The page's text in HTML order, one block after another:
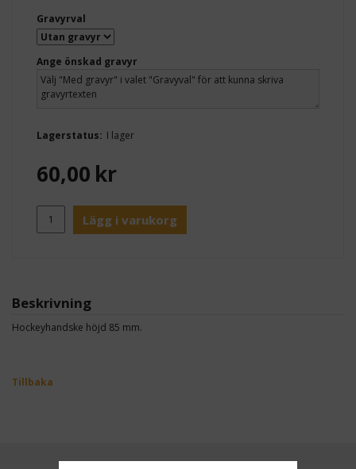
Gravyrval
Ange önskad gravyr
Lagerstatus: I lager
60,00 kr
Lägg i varukorg
Beskrivning
Hockeyhandske höjd 85 mm.
Tillbaka